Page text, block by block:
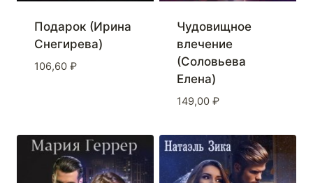
Подарок (Ирина
Снегирева)
106,60 ₽
Чудовищное
влечение
(Соловьева
Елена)
149,00 ₽